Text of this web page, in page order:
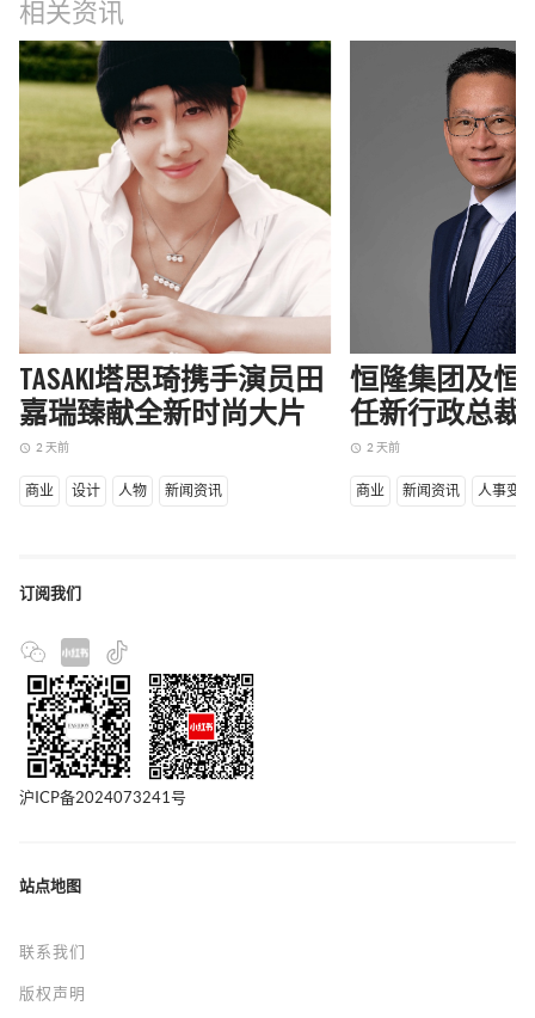
相关资讯
TASAKI塔思琦携手演员田
嘉瑞臻献全新时尚大片
access_time 2 天前
商业 设计 人物 新闻资讯
恒隆集团及恒
任新行政总裁
access_time 2 天前
商业 新闻资讯 人事变动
订阅我们
沪ICP备2024073241号
站点地图
联系我们
版权声明